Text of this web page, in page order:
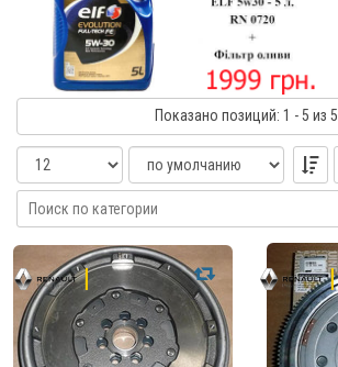
Показано позиций: 1 - 5 из 5